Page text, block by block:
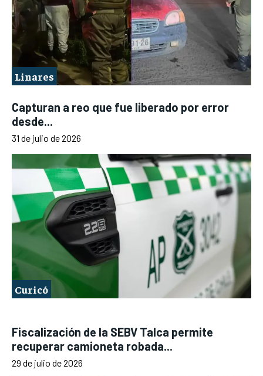
Linares
Capturan a reo que fue liberado por error
desde...
31 de julio de 2026
Curicó
Fiscalización de la SEBV Talca permite
recuperar camioneta robada...
29 de julio de 2026